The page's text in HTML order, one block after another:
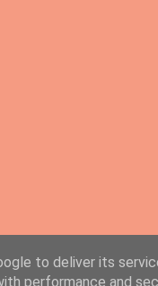
to deliver its
performance and